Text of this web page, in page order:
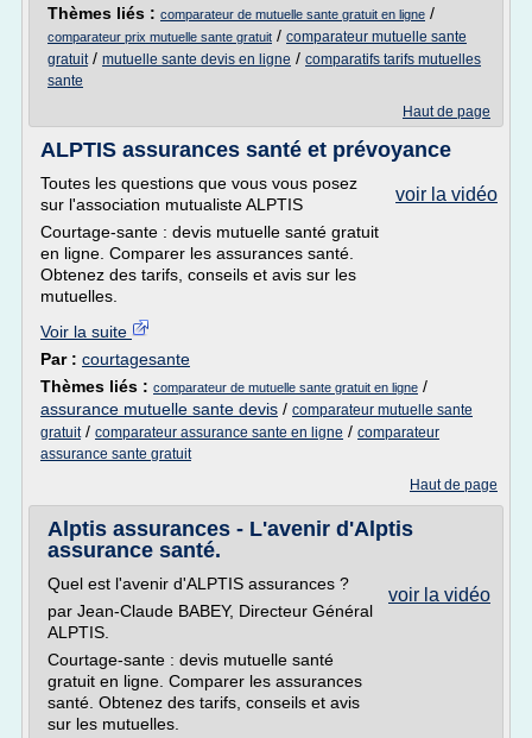
Thèmes liés : comparateur de mutuelle sante gratuit en ligne /
comparateur prix mutuelle sante gratuit / comparateur mutuelle sante
gratuit/ mutuelle sante devis en ligne / comparatifs tarifs mutuelles
sante
Haut de page
ALPTIS assurances santé et prévoyance
voir la vidéo
Toutes les questions que vous vous posez
sur l'association mutualiste ALPTIS
Courtage-sante : devis mutuelle santé gratuit
en ligne. Comparer les assurances santé.
Obtenez des tarifs, conseils et avis sur les
mutuelles.
Voir la suite
Par : courtagesante
Thèmes liés : comparateur de mutuelle sante gratuit en ligne /
assurance mutuelle sante devis / comparateur mutuelle sante
gratuit/ comparateur assurance sante en ligne / comparateur
assurance sante gratuit
Haut de page
Alptis assurances - L'avenir d'Alptis
assurance santé.
voir la vidéo
Quel est l'avenir d'ALPTIS assurances ?
par Jean-Claude BABEY, Directeur Général
ALPTIS.
Courtage-sante : devis mutuelle santé
gratuit en ligne. Comparer les assurances
santé. Obtenez des tarifs, conseils et avis
sur les mutuelles.